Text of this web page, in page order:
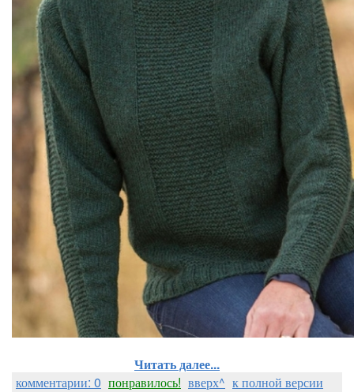
Читать далее...
комментарии: 0 понравилось! вверх^ к полной версии